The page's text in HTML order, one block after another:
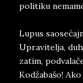
politiku
Lupus
Upravitelja,
zatim,
Kodžabašo!